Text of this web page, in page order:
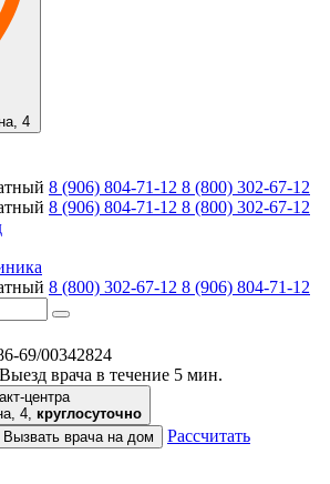
4
8 (906) 804-71-12 8 (800) 302-67-12
8 (906) 804-71-12 8 (800) 302-67-12
8 (800) 302-67-12 8 (906) 804-71-12
69/00342824
Выезд врача в течение 5 мин.
центра
4, круглосуточно
Вызвать врача на дом
Рассчитать